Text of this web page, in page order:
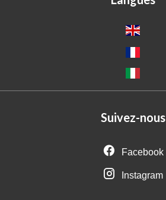
Suivez-nous
Facebook
Instagram